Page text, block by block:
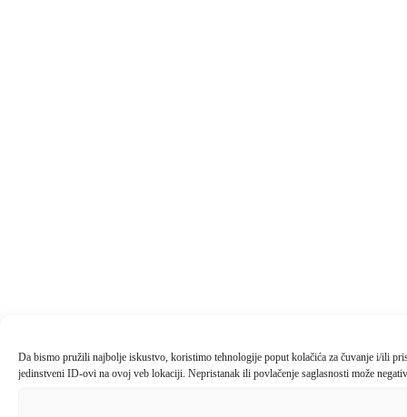
Da bismo pružili najbolje iskustvo, koristimo tehnologije poput kolačića za čuvanje i/ili
jedinstveni ID-ovi na ovoj veb lokaciji. Nepristanak ili povlačenje saglasnosti može